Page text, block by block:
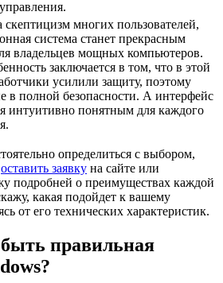
скептицизм многих пользователей,
система станет прекрасным
владельцев мощных компьютеров.
заключается в том, что в этой
усилили защиту, поэтому
в полной безопасности. А интерфейс
интуитивно понятным для каждого
определиться с выбором,
оставить заявку на сайте или
подробней о преимуществах каждой
какая подойдет к вашему
от его технических характеристик.
правильная